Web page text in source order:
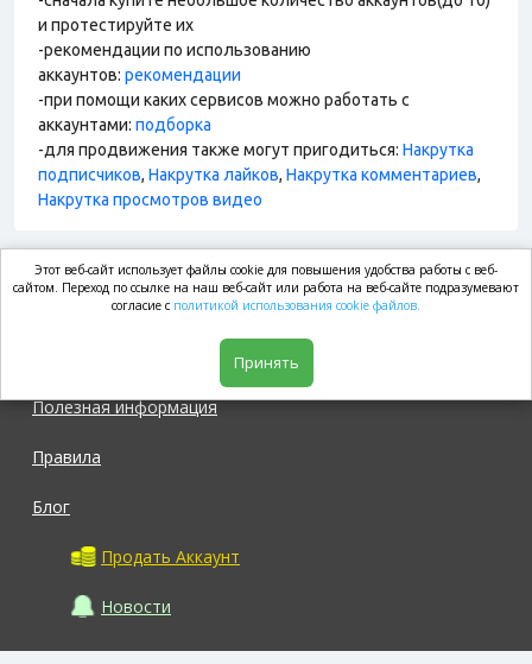
и протестируйте их
-рекомендации по использованию
аккаунтов: рекомендации
-при помощи каких сервисов можно работать с
аккаунтами: подборка
-для продвижения также могут пригодиться: Накрутка
подписчиков, Накрутка лайков, Накрутка комментариев,
Накрутка просмотров видео
market.com
Полезная информация
Правила
Блог
Продать Аккаунт
Новости
Этот веб-сайт использует файлы cookie для повышения удобства работы с веб-
сайтом. Переход по ссылке на наш веб-сайт или работа на веб-сайте подразумевают
согласие с политикой использования cookie файлов.
Принять